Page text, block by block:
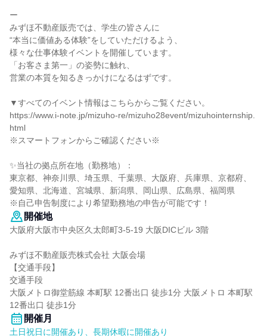
ー
みずほ不動産販売では、学生の皆さんに
“本当に価値ある体験”をしていただけるよう、
様々な仕事体験イベントを開催しています。
「お客さま第一」の姿勢に触れ、
営業の本質を知るきっかけになるはずです。
▼すべてのイベント情報はこちらからご覧ください。
https://www.i-note.jp/mizuho-re/mizuho28event/mizuhointernship.
html
※スマートフォンからご確認ください※
✨️当社の拠点所在地（勤務地）：
東京都、神奈川県、埼玉県、千葉県、大阪府、兵庫県、京都府、
愛知県、北海道、宮城県、新潟県、岡山県、広島県、福岡県
※自己申告制度により希望勤務地の申告が可能です！
開催地
大阪府大阪市中央区久太郎町3-5-19 大阪DICビル 3階
みずほ不動産販売株式会社 大阪会場
【交通手段】
交通手段
大阪メトロ御堂筋線 本町駅 12番出口 徒歩1分 大阪メトロ 本町駅
12番出口 徒歩1分
開催月
土日祝日に開催あり、長期休暇に開催あり